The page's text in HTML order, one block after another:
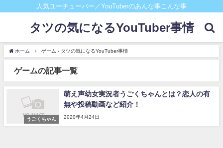
人気ユーチューバー／YouTuberのあんな事こんな事
タツの気になるYouTuber事情
ホーム ゲーム - タツの気になるYouTuber事情
ゲームの記事一覧
うごくちゃん
萌え声幼女実況者うごくちゃんとは？恋人の有
無や投稿動画など紹介！
2020年4月24日